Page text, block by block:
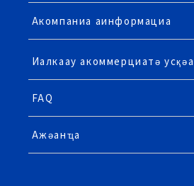
Акомпаниа аинформациа
Иалкаау акоммерциатә
FAQ
Ажәанҵа